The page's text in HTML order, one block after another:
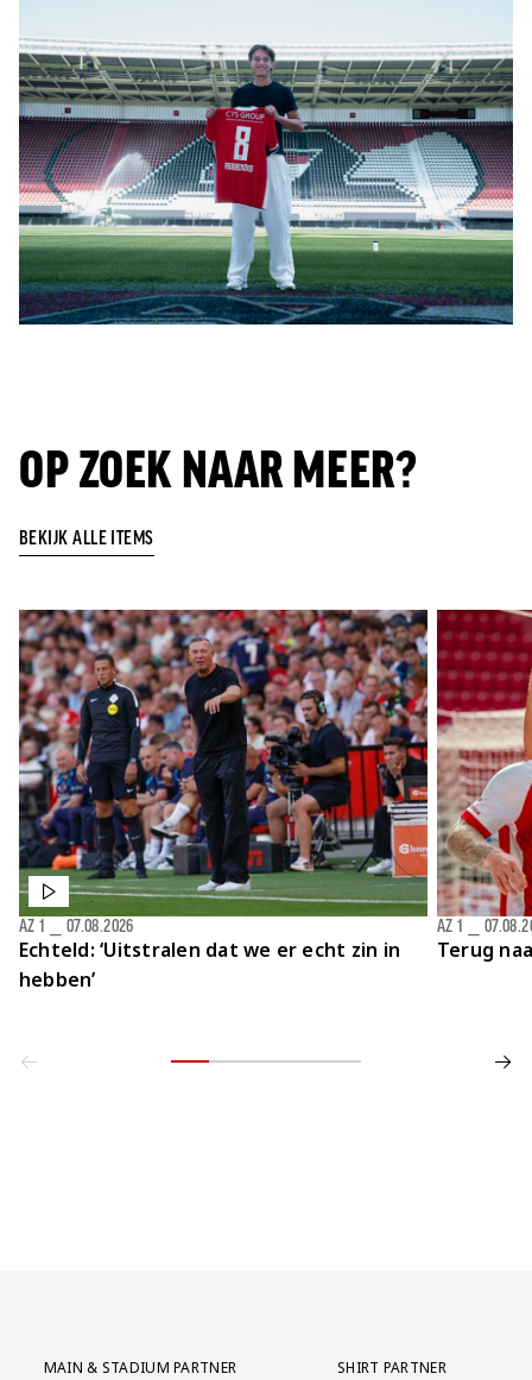
OP ZOEK NAAR MEER?
BEKIJK ALLE ITEMS
Echteld: ‘Uitstralen dat we er echt zin in
hebben’
AZ 1 07.08.2026
Terug
AZ 1
Partner Logos Grid
MAIN & STADIUM PARTNER
SHIRT PARTNER